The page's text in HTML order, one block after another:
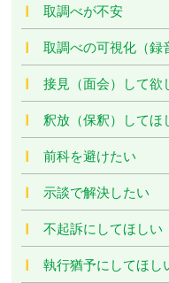
取調べが不安
取調べの可視化（録
接見（面会）して欲
釈放（保釈）してほ
前科を避けたい
示談で解決したい
不起訴にしてほしい
執行猶予にしてほし